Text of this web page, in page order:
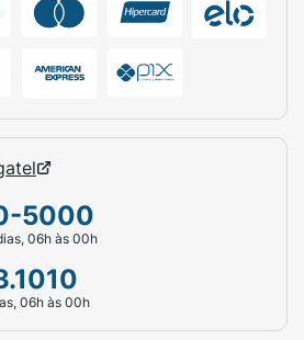
5000
06h às 00h
06h às 00h